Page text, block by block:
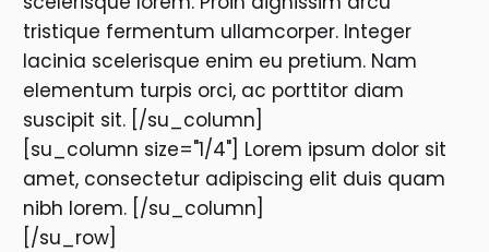
tristique fermentum ullamcorper. Integer
lacinia scelerisque enim eu pretium. Nam
elementum turpis orci, ac porttitor diam
suscipit sit. [/su_column]
[su_column size="1/4"] Lorem ipsum dolor sit
amet, consectetur adipiscing elit duis quam
nibh lorem. [/su_column]
[/su_row]